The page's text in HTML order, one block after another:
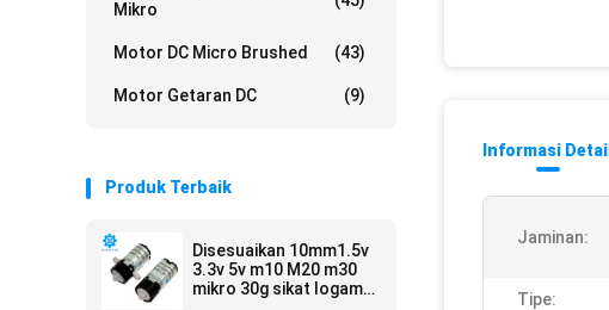
Mikro
Motor DC Micro Brushed (43)
Motor Getaran DC (9)
Produk Terbaik
Disesuaikan 10mm1.5v
3.3v 5v m10 M20 m30
mikro 30g sikat logam
Informasi Detail
Jaminan:
Tipe: